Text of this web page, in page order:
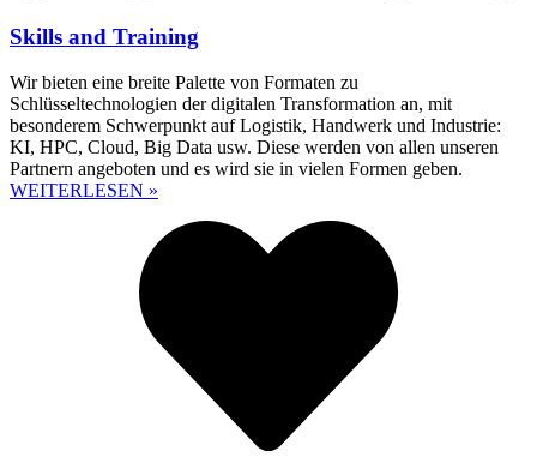
Skills and Training
Wir bieten eine breite Palette von Formaten zu
Schlüsseltechnologien der digitalen Transformation an, mit
besonderem Schwerpunkt auf Logistik, Handwerk und Industrie:
KI, HPC, Cloud, Big Data usw. Diese werden von allen unseren
Partnern angeboten und es wird sie in vielen Formen geben.
WEITERLESEN »